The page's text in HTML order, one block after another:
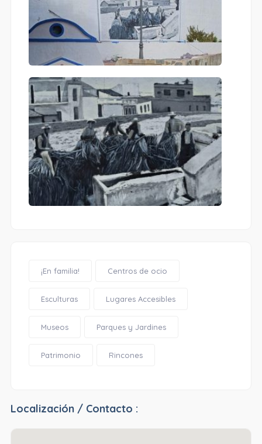
¡En familia! Centros de ocio
Esculturas Lugares Accesibles
Museos Parques y Jardines
Patrimonio Rincones
Localización / Contacto :